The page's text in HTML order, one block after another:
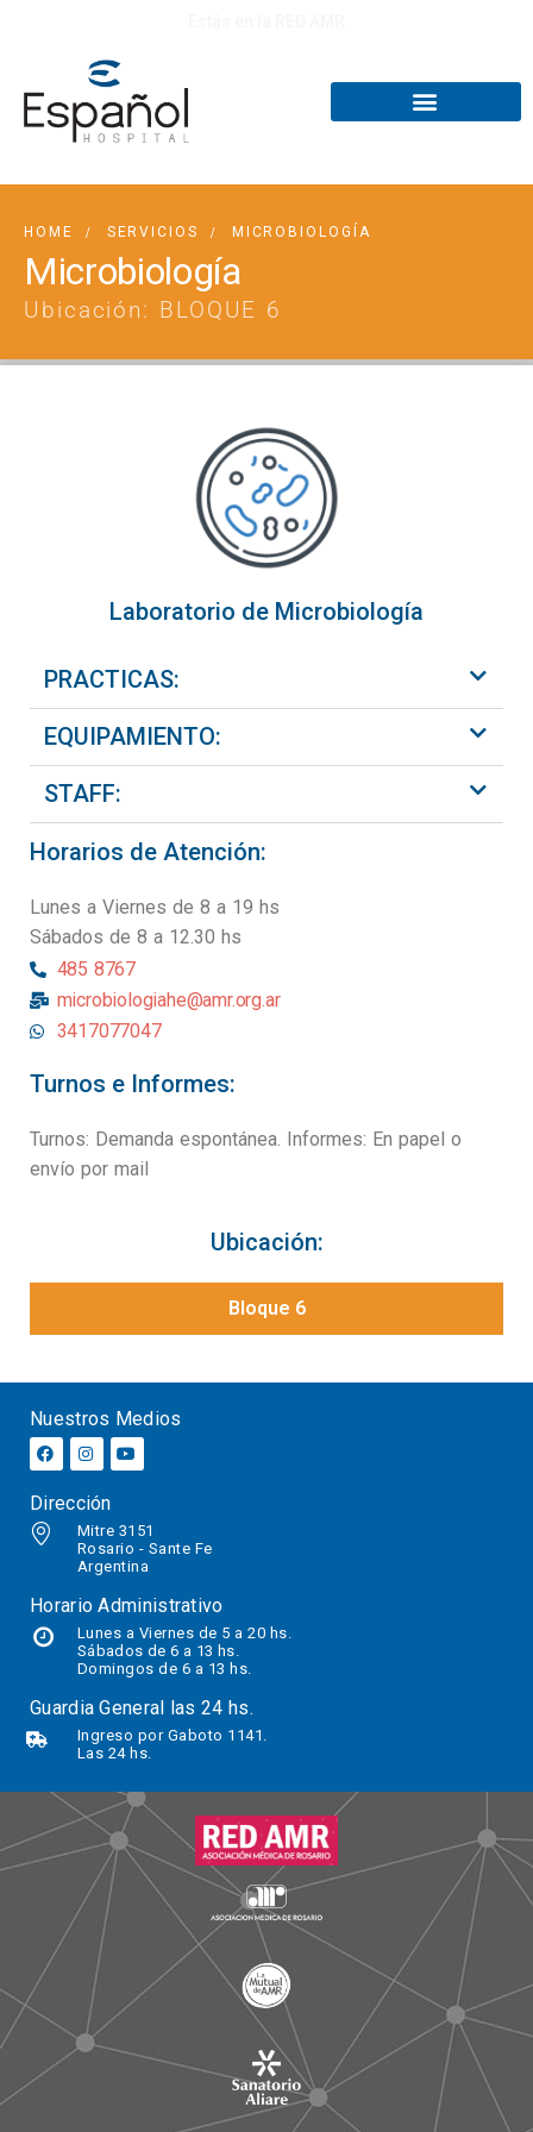
HOME SERVICIOS MICROBIOLOGÍA
Microbiología
Ubicación: BLOQUE 6
Laboratorio de Microbiología
PRACTICAS:
EQUIPAMIENTO:
STAFF:
Horarios de Atención:
Lunes a Viernes de 8 a 19 hs
Sábados de 8 a 12.30 hs
485 8767
microbiologiahe@amr.org.ar
3417077047
Turnos e Informes:
Turnos: Demanda espontánea. Informes: En papel o
envío por mail
Ubicación:
Bloque 6
Nuestros Medios
Dirección
Mitre 3151
Rosario - Sante Fe
Argentina
Horario Administrativo
Lunes a Viernes de 5 a 20 hs.
Sábados de 6 a 13 hs.
Domingos de 6 a 13 hs.
Guardia General las 24 hs.
Ingreso por Gaboto 1141.
Las 24 hs.